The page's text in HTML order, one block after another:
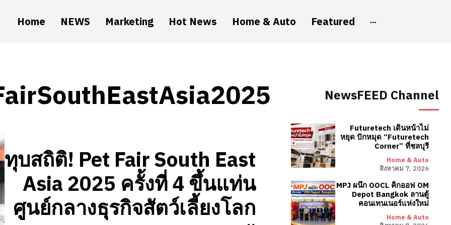
Home NEWS Marketing Hot News Home & Auto Featured
ทุบสถิติ! Pet Fair South East
Asia 2025 ครั้งที่ 4 ขึ้นแท่น
ศูนย์กลางธุรกิจสัตว์เลี้ยงโลก
NewsFEED Channel
Futuretech เดินหน้าไม่
หยุด ปักหมุด “Futuretech
Corner” ที่ชลบุรี
Home & Auto
สิงหาคม 7, 2026
MPJ ผนึก OOCL คิกออฟ OM
Depot Bangkok ลานตู้
คอนเทนเนอร์แห่งใหม่
Home & Auto